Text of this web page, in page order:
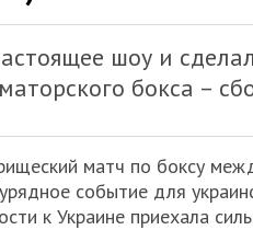
шоу и
бокса –
матч по боксу
событие для
к Украине приехала